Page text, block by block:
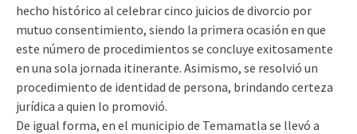
hecho histórico al celebrar cinco juicios de divorcio por
mutuo consentimiento, siendo la primera ocasión en que
este número de procedimientos se concluye exitosamente
en una sola jornada itinerante. Asimismo, se resolvió un
procedimiento de identidad de persona, brindando certeza
jurídica a quien lo promovió.
De igual forma, en el municipio de Temamatla se llevó a